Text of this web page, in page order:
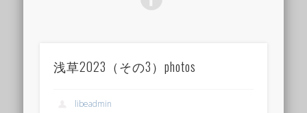
浅草2023（その3）photos
libeadmin